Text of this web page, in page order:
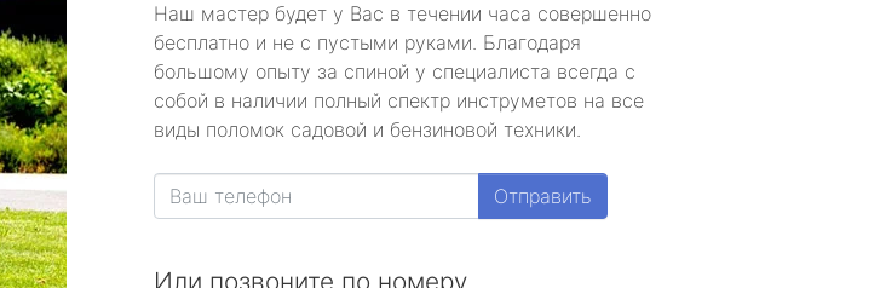
Наш мастер будет у Вас в течении часа совершенно
бесплатно и не с пустыми руками. Благодаря
большому опыту за спиной у специалиста всегда с
собой в наличии полный спектр инструметов на все
виды поломок садовой и бензиновой техники.
Отправить
Или позвоните по номеру